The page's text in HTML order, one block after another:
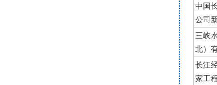
中国
公司
三峡
北）
长江
家工